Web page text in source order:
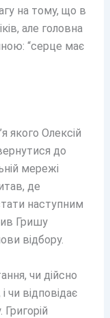
на тому, що в
але головна
“серце має
якого Олексій
до
мережі
де
наступним
Гришу
відбору.
чи дійсно
чи відповідає